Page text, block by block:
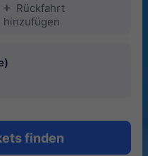
󱅇
Rückfahrt
hinzufügen
finden